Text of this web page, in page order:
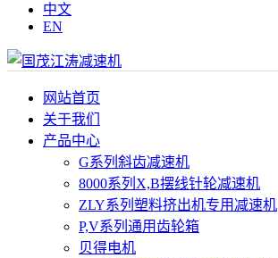
中文
EN
网站首页
关于我们
产品中心
G系列斜齿减速机
8000系列X,B摆线针轮减速机
ZLY系列塑料挤出机专用减速机
P,V系列通用齿轮箱
贝得电机